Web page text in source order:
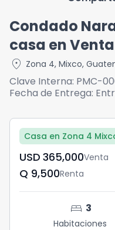
Condado
casa en
location_on Zona 4, Mixco,
Clave Interna: PMC-
Fecha de Entrega:
Casa en Zona 4
USD	365,000Venta
Q	9,500Renta
bed 3
Habitaciones